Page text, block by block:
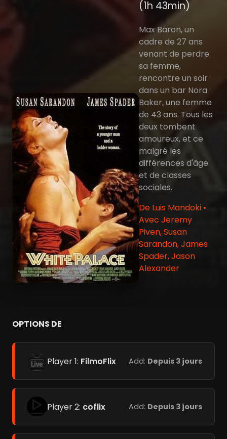
(1h 43min)
Max Baron, un
cadre de 27 ans
venant de perdre
sa femme,
rencontre un soir
dans un bar Nora
Baker, une femme
de 43 ans. Tous les
deux tombent
amoureux, et ce
malgré les
différences d'âge
et de classes
sociales.
De Luis Mandoki •
Avec Jeremy
Piven, Susan
Sarandon, James
Spader, Jason
Alexander
OPTIONS DE
Player 1: FilmoFlix Add: Depuis 3 jours
Player 2: coflix Add: Depuis 3 jours